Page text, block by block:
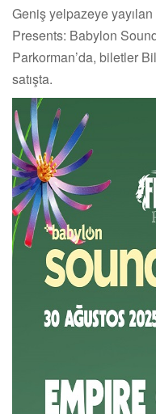
Geniş yelpazeye
Presents: Babylon
Parkorman’da, biletler
satışta.